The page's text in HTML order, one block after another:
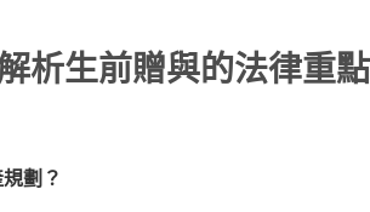
析生前贈與的法律重點
劃？